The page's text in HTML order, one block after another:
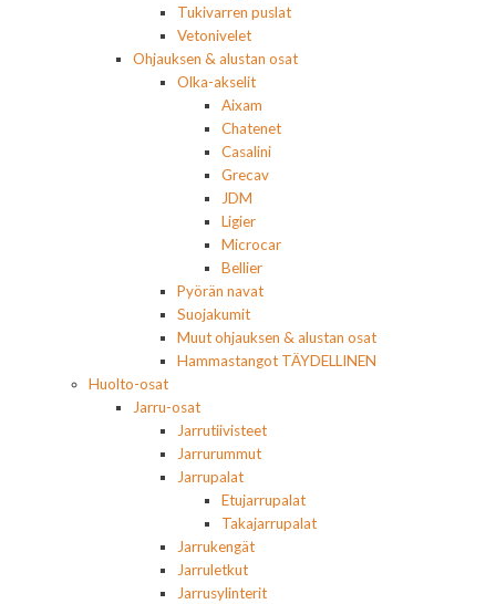
Tukivarren puslat
Vetonivelet
Ohjauksen & alustan osat
Olka-akselit
Aixam
Chatenet
Casalini
Grecav
JDM
Ligier
Microcar
Bellier
Pyörän navat
Suojakumit
Muut ohjauksen & alustan osat
Hammastangot TÄYDELLINEN
Huolto-osat
Jarru-osat
Jarrutiivisteet
Jarrurummut
Jarrupalat
Etujarrupalat
Takajarrupalat
Jarrukengät
Jarruletkut
Jarrusylinterit